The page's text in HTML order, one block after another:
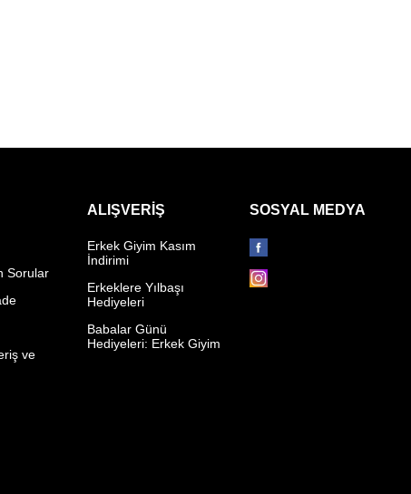
Sorular
ve
ALIŞVERIŞ
Erkek Giyim Kasım
İndirimi
Erkeklere Yılbaşı
Hediyeleri
Babalar Günü
Hediyeleri: Erkek Giyim
SOSYAL MEDYA